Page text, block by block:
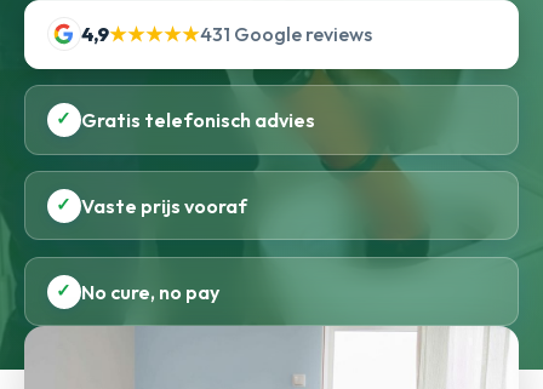
4,9★★★★★431 Google reviews
✓ Gratis telefonisch advies
✓ Vaste prijs vooraf
✓ No cure, no pay